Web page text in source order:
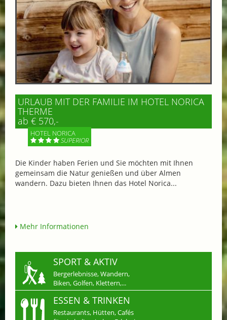
URLAUB MIT DER FAMILIE IM HOTEL NORICA
THERME
ab € 570,-
HOTEL NORICA
SUPERIOR
Die Kinder haben Ferien und Sie möchten mit Ihnen
gemeinsam die Natur genießen und über Almen
wandern. Dazu bieten Ihnen das Hotel Norica...
Mehr Informationen
SPORT & AKTIV
Bergerlebnisse, Wandern,
Biken, Golfen, Klettern,...
ESSEN & TRINKEN
Restaurants, Hütten, Cafés